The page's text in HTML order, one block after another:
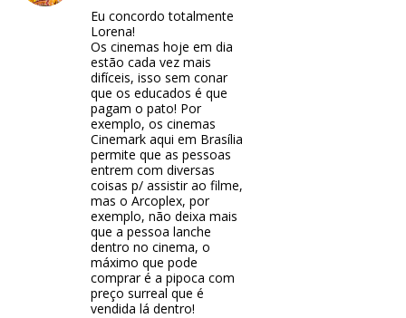
Eu concordo totalmente
Lorena!
Os cinemas hoje em dia
estão cada vez mais
difíceis, isso sem conar
que os educados é que
pagam o pato! Por
exemplo, os cinemas
Cinemark aqui em Brasília
permite que as pessoas
entrem com diversas
coisas p/ assistir ao filme,
mas o Arcoplex, por
exemplo, não deixa mais
que a pessoa lanche
dentro no cinema, o
máximo que pode
comprar é a pipoca com
preço surreal que é
vendida lá dentro!